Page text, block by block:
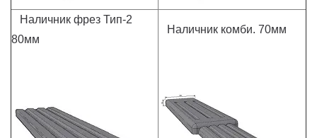
Наличник фрез Тип-2
80мм
Наличник комби. 70мм